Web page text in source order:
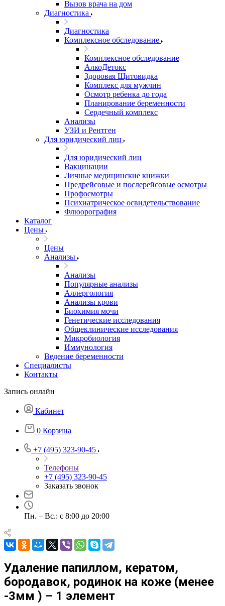
Вызов врача на дом
Диагностика
Диагностика
Комплексное обследование
Комплексное обследование
АлкоДетокс
Здоровая Щитовидка
Комплекс для мужчин
Осмотр ребенка до года
Планирование беременности
Сердечный комплекс
Анализы
УЗИ и Рентген
Для юридический лиц
Для юридический лиц
Вакцинации
Личные медицинские книжки
Предрейсовые и послерейсовые осмотры
Профосмотры
Психиатрическое освидетельствование
Флюорография
Каталог
Цены
Цены
Анализы
Анализы
Популярные анализы
Аллергология
Анализы крови
Биохимия мочи
Генетические исследования
Общеклинические исследования
Микробиология
Иммунология
Ведение беременности
Специалисты
Контакты
Запись онлайн
Кабинет
0 Корзина
+7 (495) 323-90-45
Телефоны
+7 (495) 323-90-45
Заказать звонок
Пн. – Вс.: с 8:00 до 20:00
Удаление папиллом, кератом,
бородавок, родинок на коже (менее
-3мм ) – 1 элемент